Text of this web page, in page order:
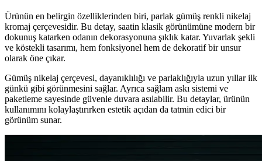
Ürünün en belirgin özelliklerinden biri, parlak gümüş renkli nikelaj
kromaj çerçevesidir. Bu detay, saatin klasik görünümüne modern bir
dokunuş katarken odanın dekorasyonuna şıklık katar. Yuvarlak şekli
ve köstekli tasarımı, hem fonksiyonel hem de dekoratif bir unsur
olarak öne çıkar.
Gümüş nikelaj çerçevesi, dayanıklılığı ve parlaklığıyla uzun yıllar ilk
günkü gibi görünmesini sağlar. Ayrıca sağlam askı sistemi ve
paketleme sayesinde güvenle duvara asılabilir. Bu detaylar, ürünün
kullanımını kolaylaştırırken estetik açıdan da tatmin edici bir
görünüm sunar.